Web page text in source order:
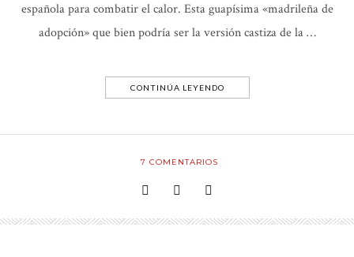
española para combatir el calor. Esta guapísima «madrileña de
adopción» que bien podría ser la versión castiza de la …
CONTINÚA LEYENDO
7 COMENTARIOS